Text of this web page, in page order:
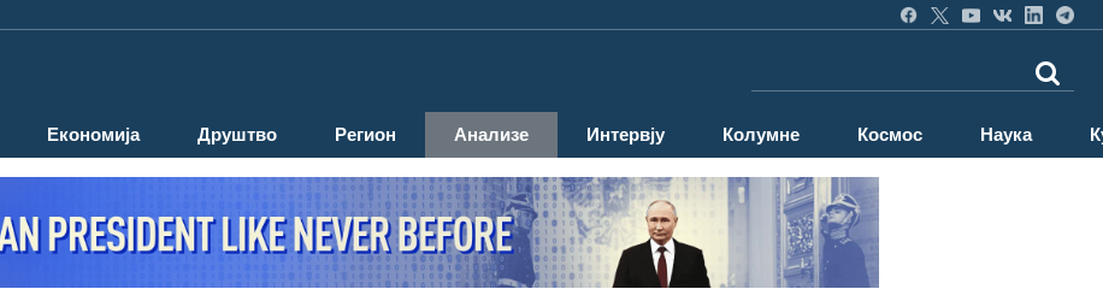
Економија Друштво Регион Анализе Интервју Колумне Космос Наука